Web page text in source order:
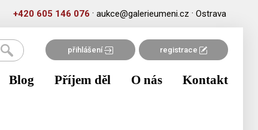
+420 605 146 076 · aukce@galerieumeni.cz · Ostrava
přihlášení registrace
Blog Příjem děl O nás Kontakt